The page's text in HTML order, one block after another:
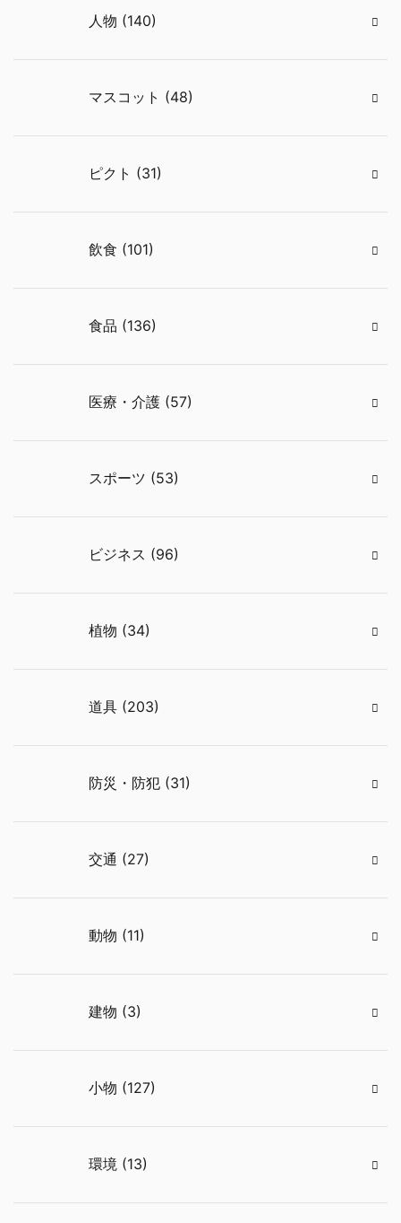
人物 (140)
マスコット (48)
ピクト (31)
飲食 (101)
食品 (136)
医療・介護 (57)
スポーツ (53)
ビジネス (96)
植物 (34)
道具 (203)
防災・防犯 (31)
交通 (27)
動物 (11)
建物 (3)
小物 (127)
環境 (13)